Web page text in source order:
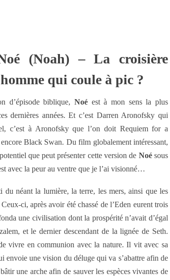
(Noah) – La croisière
qui coule à pic ?
d’épisode biblique, Noé est à mon sens la plus
dernières années. Et c’est Darren Aronofsky qui
c’est à Aronofsky que l’on doit Requiem for a
Black Swan. Du film globalement intéressant,
que peut présenter cette version de Noésous
avec la peur au ventre que je l’ai visionné…
néant la lumière, la terre, les mers, ainsi que les
ci, après avoir été chassé de l’Eden eurent trois
une civilisation dont la prospérité n’avait d’égal
et le dernier descendant de la lignée de Seth.
vivre en communion avec la nature. Il vit avec sa
envoie une vision du déluge qui va s’abattre afin de
une arche afin de sauver les espèces vivantes de